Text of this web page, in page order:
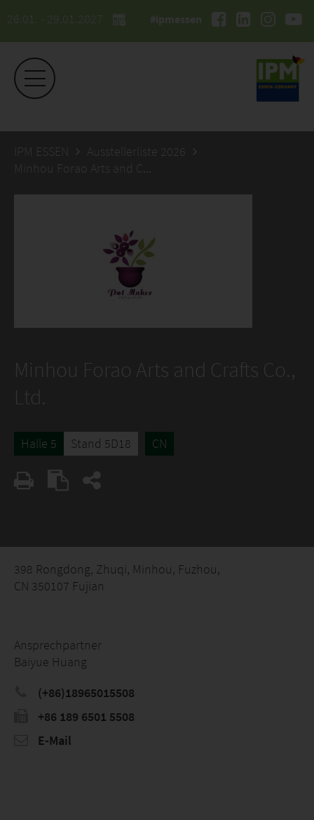
26.01. - 29.01.2027 #ipmessen
IPM ESSEN
Ausstellerliste 2026
Minhou Forao Arts and Crafts Co., Ltd.
Minhou Forao Arts and Crafts Co.,
Ltd.
Halle 5 Stand 5D18 CN
398 Rongdong, Zhuqi, Minhou, Fuzhou,
CN 350107 Fujian
Ansprechpartner
Baiyue Huang
(+86)18965015508
+86 189 6501 5508
E-Mail